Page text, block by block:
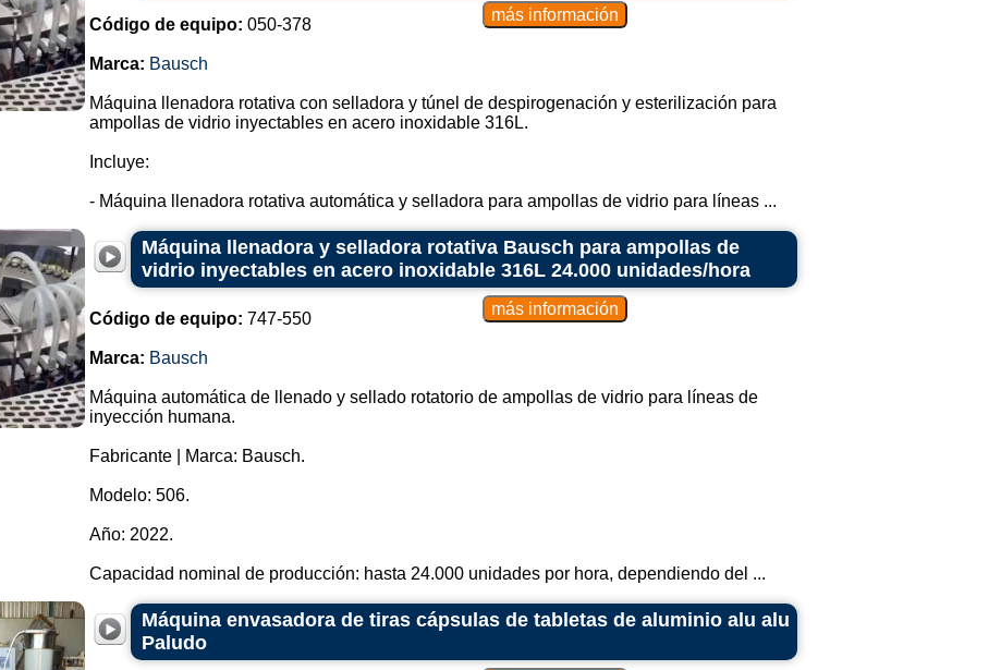
Código de equipo: 050-378
Marca: Bausch
Máquina llenadora rotativa con selladora y túnel de despirogenación y esterilización para
ampollas de vidrio inyectables en acero inoxidable 316L.
Incluye:
- Máquina llenadora rotativa automática y selladora para ampollas de vidrio para líneas ...
Máquina llenadora y selladora rotativa Bausch para ampollas de
vidrio inyectables en acero inoxidable 316L 24.000 unidades/hora
Código de equipo: 747-550
Marca: Bausch
Máquina automática de llenado y sellado rotatorio de ampollas de vidrio para líneas de
inyección humana.
Fabricante | Marca: Bausch.
Modelo: 506.
Año: 2022.
Capacidad nominal de producción: hasta 24.000 unidades por hora, dependiendo del ...
Máquina envasadora de tiras cápsulas de tabletas de aluminio alu alu
Paludo